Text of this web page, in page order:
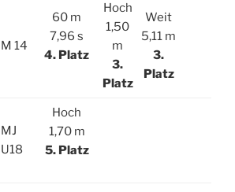
M 14
60 m
7,96 s
4. Platz
Hoch
1,50
m
3.
Platz
Weit
5,11 m
3.
Platz
MJ
U18
Hoch
1,70 m
5. Platz